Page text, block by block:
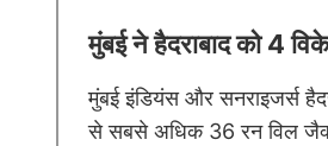
मुंबई ने हैदराबाद को 4
मुंबई इंडियंस और सनराइजर्स
से सबसे अधिक 36 रन विल